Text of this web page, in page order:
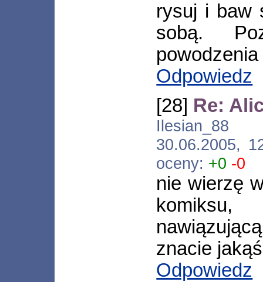
rysuj i baw
sobą.
powodzenia
Odpowiedz
[28] Re:
Ilesian_88
30.06.2005,
oceny: +0 -0
nie wierzę
znacie
Odpowiedz